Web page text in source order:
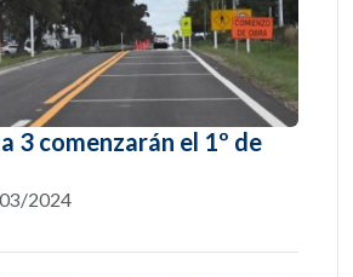
3 comenzarán el 1º de
2024